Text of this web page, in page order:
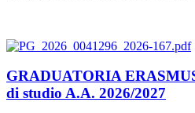
GRADUATORIA
di studio A.A. 2026/2027